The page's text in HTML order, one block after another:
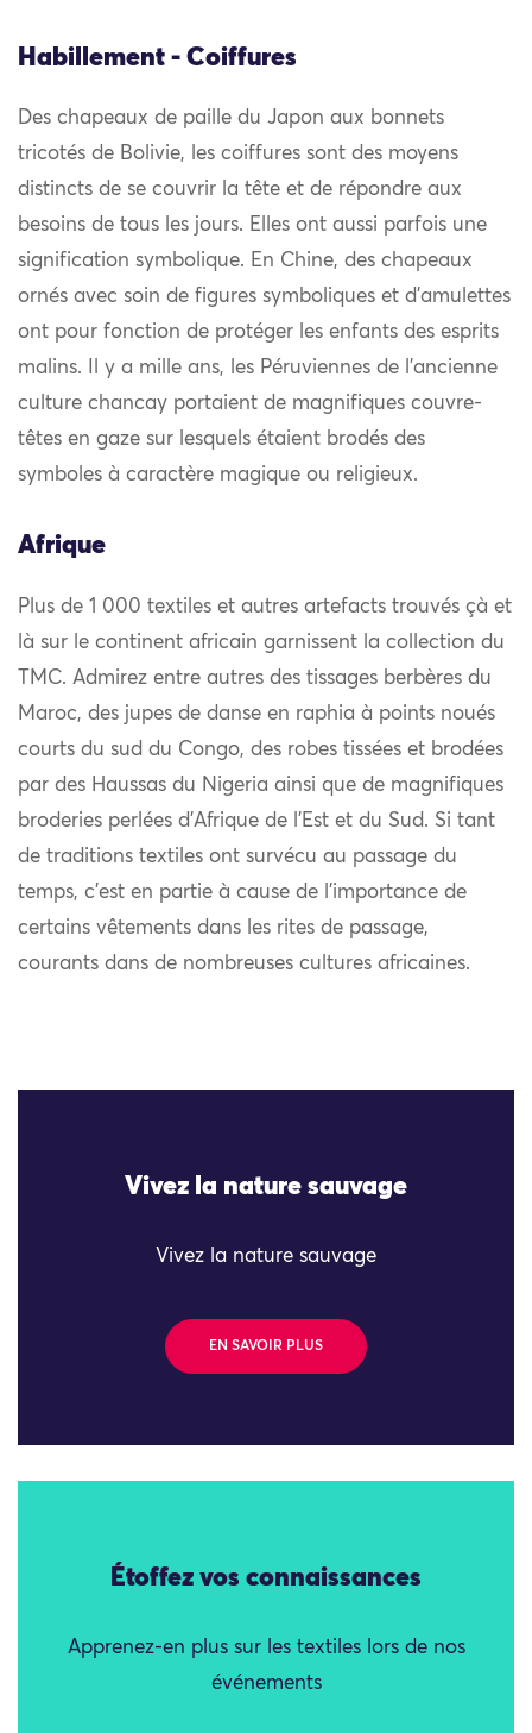
Habillement - Coiffures
Des chapeaux de paille du Japon aux bonnets
tricotés de Bolivie, les coiffures sont des moyens
distincts de se couvrir la tête et de répondre aux
besoins de tous les jours. Elles ont aussi parfois une
signification symbolique. En Chine, des chapeaux
ornés avec soin de figures symboliques et d’amulettes
ont pour fonction de protéger les enfants des esprits
malins. Il y a mille ans, les Péruviennes de l’ancienne
culture chancay portaient de magnifiques couvre-
têtes en gaze sur lesquels étaient brodés des
symboles à caractère magique ou religieux.
Afrique
Plus de 1 000 textiles et autres artefacts trouvés çà et
là sur le continent africain garnissent la collection du
TMC. Admirez entre autres des tissages berbères du
Maroc, des jupes de danse en raphia à points noués
courts du sud du Congo, des robes tissées et brodées
par des Haussas du Nigeria ainsi que de magnifiques
broderies perlées d’Afrique de l’Est et du Sud. Si tant
de traditions textiles ont survécu au passage du
temps, c’est en partie à cause de l’importance de
certains vêtements dans les rites de passage,
courants dans de nombreuses cultures africaines.
Vivez la nature sauvage
Vivez la nature sauvage
EN SAVOIR PLUS
Étoffez vos connaissances
Apprenez-en plus sur les textiles lors de nos
événements